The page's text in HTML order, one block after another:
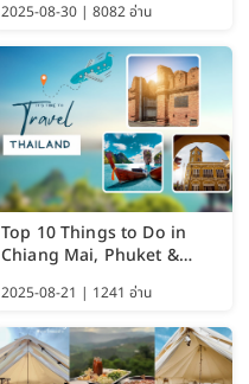
2025-08-30 | 8082 อ่าน
Top 10 Things to Do in
Chiang Mai, Phuket &
Pattaya (Thailand Travel
Guide 2025)
2025-08-21 | 1241 อ่าน